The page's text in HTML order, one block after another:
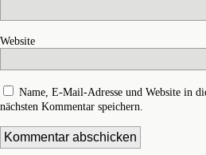
Website
Name, E-Mail-Adresse und Website in
nächsten Kommentar speichern.